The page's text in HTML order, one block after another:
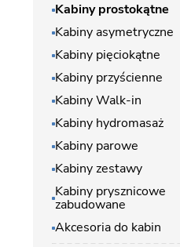
Kabiny prostokątne
Kabiny asymetryczne
Kabiny pięciokątne
Kabiny przyścienne
Kabiny Walk-in
Kabiny hydromasaż
Kabiny parowe
Kabiny zestawy
Kabiny prysznicowe
zabudowane
Akcesoria do kabin